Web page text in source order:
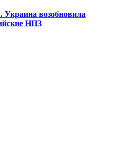
возобновила
НПЗ